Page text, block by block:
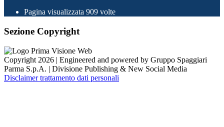
Pagina visualizzata 909 volte
Sezione Copyright
Copyright 2026 | Engineered and powered by Gruppo Spaggiari
Parma S.p.A. | Divisione Publishing & New Social Media
Disclaimer trattamento dati personali